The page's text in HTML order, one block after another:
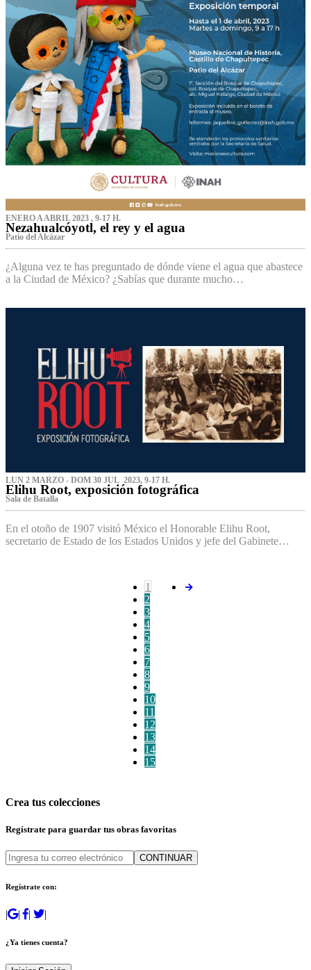
ENERO A ABRIL 2023 , 9-17 H.
Nezahualcóyotl, el rey y el agua
Patio del Alcázar
¿Alguna vez te has preguntado de dónde viene el agua que abastece
a la Ciudad de México? ¿Sabías que durante mucho…
LUN 2 MARZO - DOM 30 JUL 2023, 9-17 H.
Elihu Root, exposición fotográfica
Sala de Batalla
En el otoño de 1907 visitó México el Honorable Elihu Root,
secretario de Estado de los Estados Unidos y jefe del Gabinete…
1
2
3
4
5
6
7
8
9
10
11
12
13
14
15
Crea tus colecciones
Regístrate para guardar tus obras favoritas
CONTINUAR
Regístrate con:
| | | |
¿Ya tienes cuenta?